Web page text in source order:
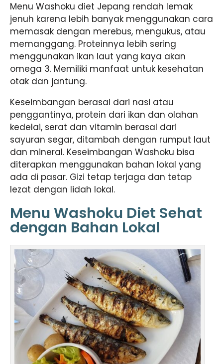
Menu Washoku diet Jepang rendah lemak
jenuh karena lebih banyak menggunakan cara
memasak dengan merebus, mengukus, atau
memanggang. Proteinnya lebih sering
menggunakan ikan laut yang kaya akan
omega 3. Memiliki manfaat untuk kesehatan
otak dan jantung.
Keseimbangan berasal dari nasi atau
penggantinya, protein dari ikan dan olahan
kedelai, serat dan vitamin berasal dari
sayuran segar, ditambah dengan rumput laut
dan mineral. Keseimbangan Washoku bisa
diterapkan menggunakan bahan lokal yang
ada di pasar. Gizi tetap terjaga dan tetap
lezat dengan lidah lokal.
Menu Washoku Diet Sehat
dengan Bahan Lokal